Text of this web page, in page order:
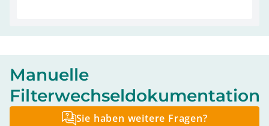
Manuelle
Filterwechseldokumentation
Sie haben weitere Fragen?